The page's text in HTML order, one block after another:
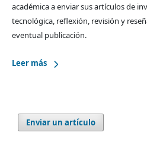
académica a enviar sus artículos de
tecnológica, reflexión, revisión y
eventual publicación.
Leer más
Enviar un artículo